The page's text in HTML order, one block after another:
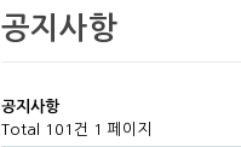
공지사항
공지사항
Total 101건
1 페이지